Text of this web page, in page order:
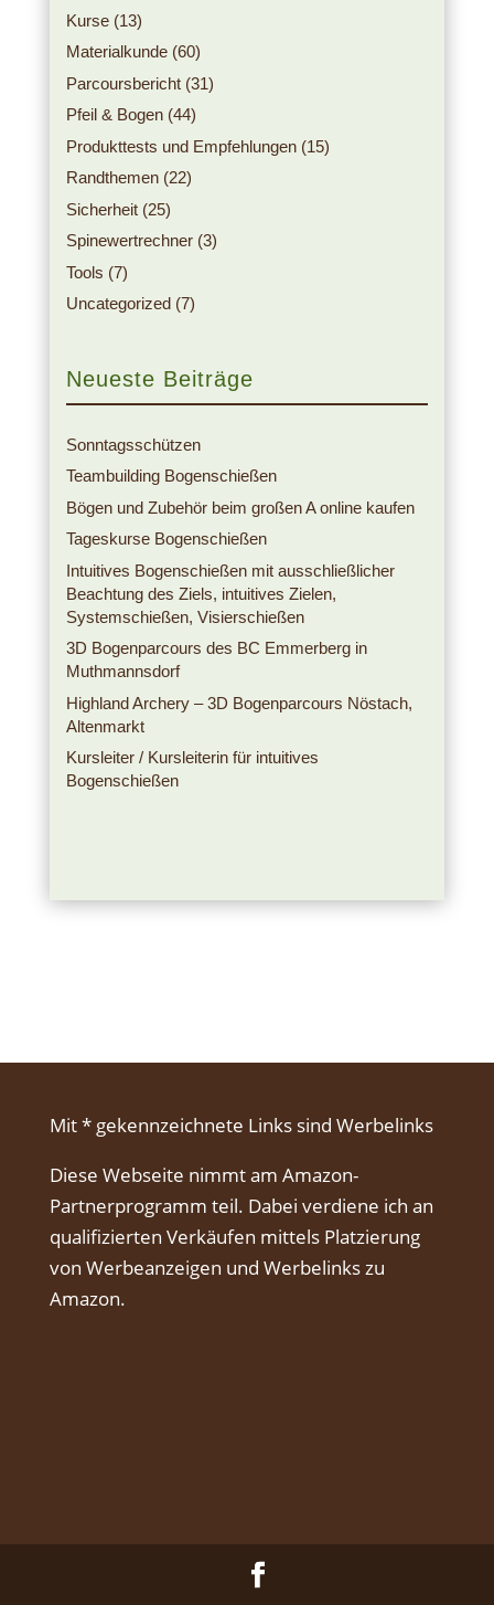
Kurse(13)
Materialkunde(60)
Parcoursbericht(31)
Pfeil & Bogen(44)
Produkttests und Empfehlungen(15)
Randthemen(22)
Sicherheit(25)
Spinewertrechner(3)
Tools (7)
Uncategorized(7)
Neueste Beiträge
Sonntagsschützen
Teambuilding Bogenschießen
Bögen und Zubehör beim großen A online kaufen
Tageskurse Bogenschießen
Intuitives Bogenschießen mit ausschließlicher
Beachtung des Ziels, intuitives Zielen,
Systemschießen, Visierschießen
3D Bogenparcours des BC Emmerberg in
Muthmannsdorf
Highland Archery – 3D Bogenparcours Nöstach,
Altenmarkt
Kursleiter / Kursleiterin für intuitives
Bogenschießen
Mit * gekennzeichnete Links sind Werbelinks
Diese Webseite nimmt am Amazon-
Partnerprogramm teil. Dabei verdiene ich an
qualifizierten Verkäufen mittels Platzierung
von Werbeanzeigen und Werbelinks zu
Amazon.